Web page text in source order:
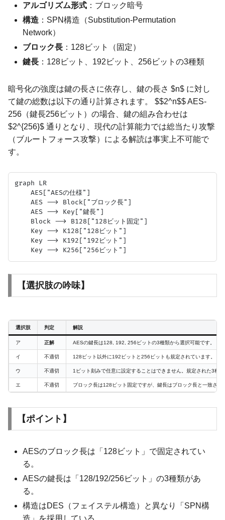
アルゴリズム形式 ：ブロック暗号
構造 ：SPN構造（Substitution-Permutation
Network）
ブロック長 ：128ビット（固定）
鍵長 ：128ビット、192ビット、256ビットの3種類
暗号化の強度は鍵の長さに依存し、鍵の長さ $n$ に対し
て鍵の総数は以下の通り計算されます。 $$2^n$$ AES-
256（鍵長256ビット）の場合、鍵の組み合わせは
$2^{256}$ 通りとなり、現代の計算能力では総当たり攻撃
（ブルートフォース攻撃）による解読は事実上不可能で
す。
graph LR
    AES["AESの仕様"]
    AES --> Block["ブロック長"]
    AES --> Key["鍵長"]
    Block --> B128["128ビット固定"]
    Key --> K128["128ビット"]
    Key --> K192["192ビット"]
【選択肢の吟味】
選択肢 判定 解説
ア 正解 AESの鍵長は128, 192, 256ビットの3種類から選択可能です。
イ 不適切 128ビット以外に192ビットと256ビットも規定されています。
ウ 不適切 1ビット刻みで任意に設定することはできません。規定された3種
エ 不適切 ブロック長は128ビット固定ですが、鍵長はブロック長と一致させ
【ポイント】
AESのブロック長は「128ビット」で固定されてい
る。
AESの鍵長は「128/192/256ビット」の3種類があ
る。
構造はDES（フェイステル構造）と異なり「SPN構
造」を採用している。